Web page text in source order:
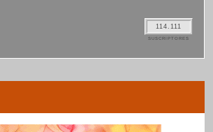
114.111
SUSCRIPTORES